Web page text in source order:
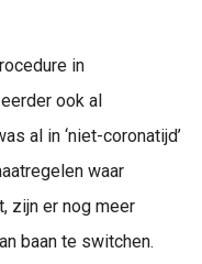
in
ook al
al in ‘niet-coronatijd’
waar
zijn er nog meer
baan te switchen.